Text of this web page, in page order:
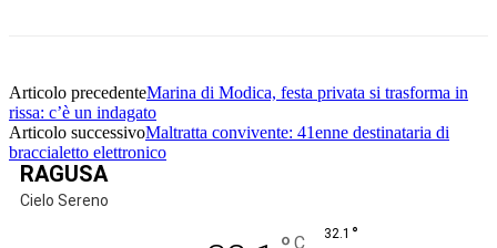
Articolo precedenteMarina di Modica, festa privata si trasforma in
rissa: c’è un indagato
Articolo successivoMaltratta convivente: 41enne destinataria di
braccialetto elettronico
RAGUSA
Cielo Sereno
C 32.1 °